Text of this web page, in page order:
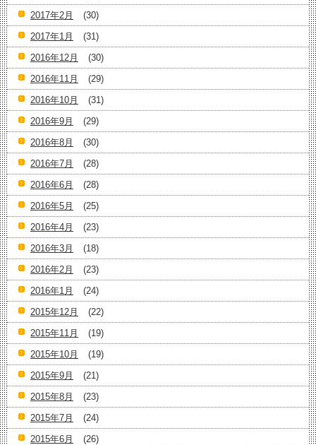
2017年2月
(30)
2017年1月
(31)
2016年12月
(30)
2016年11月
(29)
2016年10月
(31)
2016年9月
(29)
2016年8月
(30)
2016年7月
(28)
2016年6月
(28)
2016年5月
(25)
2016年4月
(23)
2016年3月
(18)
2016年2月
(23)
2016年1月
(24)
2015年12月
(22)
2015年11月
(19)
2015年10月
(19)
2015年9月
(21)
2015年8月
(23)
2015年7月
(24)
2015年6月
(26)